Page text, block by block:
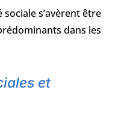
s’avèrent être
dans les
et